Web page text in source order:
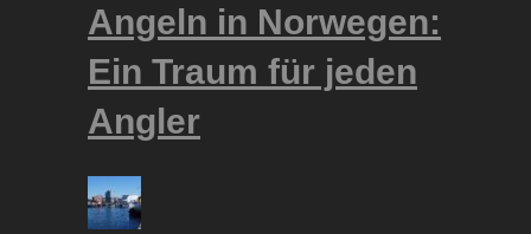
Angeln in Norwegen:
Ein Traum für jeden
Angler